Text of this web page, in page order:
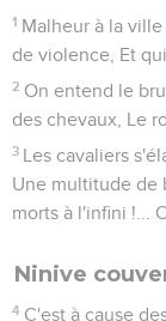
1 Malheur à la
de violence, Et
2 On entend le
des chevaux, Le
3 Les cavaliers
Une multitude de
morts à l'infini !...
Ninive
4 C'est à cause